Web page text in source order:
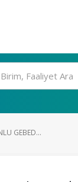
GEBED...